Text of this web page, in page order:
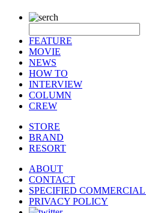
FEATURE
MOVIE
NEWS
HOW TO
INTERVIEW
COLUMN
CREW
STORE
BRAND
RESORT
ABOUT
CONTACT
SPECIFIED
PRIVACY POLICY